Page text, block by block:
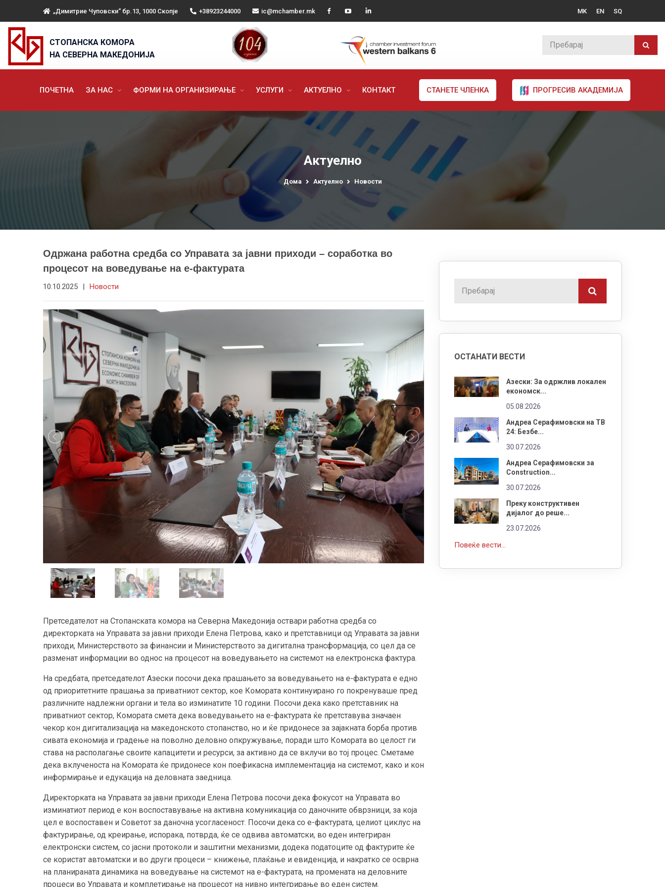
„Димитрие Чуповски“ бр.13, 1000 Скопје +38923244000 ic@mchamber.mk MK EN SQ
СТОПАНСКА КОМОРА
НА СЕВЕРНА МАКЕДОНИЈА
ПОЧЕТНА ЗА НАС ФОРМИ НА ОРГАНИЗИРАЊЕ УСЛУГИ АКТУЕЛНО КОНТАКТ СТАНЕТЕ ЧЛЕНКА ПРОГРЕСИВ АКАДЕМИЈА
Актуелно
Дома Актуелно Новости
Одржана работна средба со Управата за јавни приходи – соработка во
процесот на воведување на е-фактурата
10.10.2025 | Новости
Претседателот на Стопанската комора на Северна Македонија оствари работна средба со
директорката на Управата за јавни приходи Елена Петрова, како и претставници од Управата за јавни
приходи, Министерството за финансии и Министерството за дигитална трансформација, со цел да се
разменат информации во однос на процесот на воведувањето на системот на електронска фактура.
На средбата, претседателот Азески посочи дека прашањето за воведувањето на е-фактурата е едно
од приоритетните прашања за приватниот сектор, кое Комората континуирано го покренуваше пред
различните надлежни органи и тела во изминатите 10 години. Посочи дека како претставник на
приватниот сектор, Комората смета дека воведувањето на е-фактурата ќе претставува значаен
чекор кон дигитализација на македонското стопанство, но и ќе придонесе за зајакната борба против
сивата економија и градење на поволно деловно опкружување, поради што Комората во целост ги
става на располагање своите капацитети и ресурси, за активно да се вклучи во тој процес. Сметаме
дека вклученоста на Комората ќе придонесе кон поефикасна имплементација на системот, како и кон
информирање и едукација на деловната заедница.
Директорката на Управата за јавни приходи Елена Петрова посочи дека фокусот на Управата во
изминатиот период е кон воспоставување на активна комуникација со даночните обврзници, за која
цел е воспоставен и Советот за даночна усогласеност. Посочи дека со е-фактурата, целиот циклус на
фактурирање, од креирање, испорака, потврда, ќе се одвива автоматски, во еден интегриран
електронски систем, со јасни протоколи и заштитни механизми, додека податоците од фактурите ќе
се користат автоматски и во други процеси – книжење, плаќање и евиденција, и накратко се осврна
на планираната динамика на воведување на системот на е-фактурата, на промената на деловните
процеси во Управата и комплетирање на процесот на нивно интегрирање во еден систем.
ОСТАНАТИ ВЕСТИ
Азески: За одржлив локален
економск...
05.08.2026
Андреа Серафимовски на ТВ
24: Безбе...
30.07.2026
Андреа Серафимовски за
Construction...
30.07.2026
Преку конструктивен
дијалог до реше...
23.07.2026
Повеќе вести...